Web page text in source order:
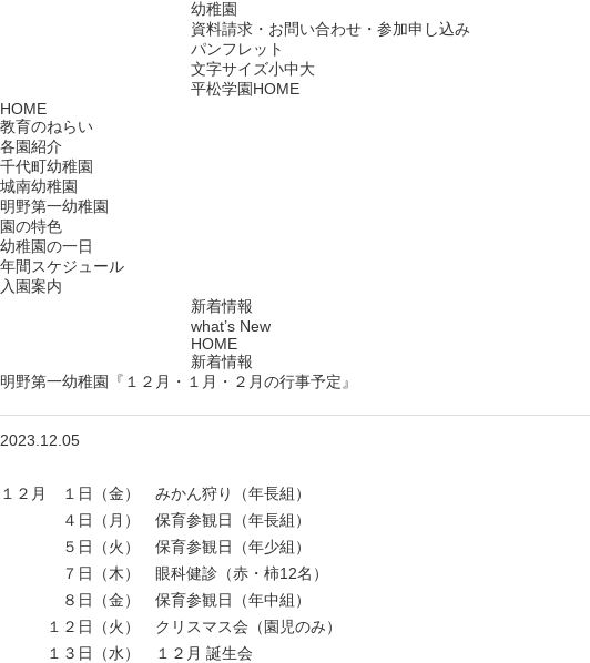
幼稚園
資料請求・お問い合わせ・参加申し込み
パンフレット
文字サイズ小中大
平松学園HOME
HOME
教育のねらい
各園紹介
千代町幼稚園
城南幼稚園
明野第一幼稚園
園の特色
幼稚園の一日
年間スケジュール
入園案内
新着情報
what’s New
HOME
新着情報
明野第一幼稚園『１２月・１月・２月の行事予定』
2023.12.05
１２月
１日（金） みかん狩り（年長組）
４日（月） 保育参観日（年長組）
５日（火） 保育参観日（年少組）
７日（木） 眼科健診（赤・柿12名）
８日（金） 保育参観日（年中組）
１２日（火） クリスマス会（園児のみ）
１３日（水） １２月 誕生会